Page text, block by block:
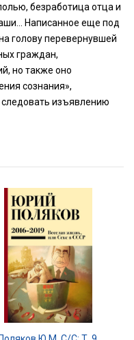
безработица отца и
Написанное еще под
голову перевернувшей
граждан,
но также оно
сознания»,
изъявлению